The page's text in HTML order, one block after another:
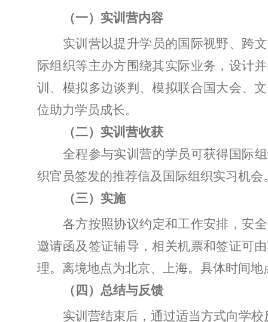
（一）实训营内容
实训营以提升学员的国际视野、跨
际组织等主办方围绕其实际业务，设计
训、模拟多边谈判、模拟联合国大会、
位助力学员成长。
（二）实训营收获
全程参与实训营的学员可获得国际
织官员签发的推荐信及国际组织实习机会
（三）实施
各方按照协议约定和工作安排，安
邀请函及签证辅导，相关机票和签证可
理。离境地点为北京、上海。具体时间
（ 四 ）总结与反馈
实训营结束后，通过适当方式向学